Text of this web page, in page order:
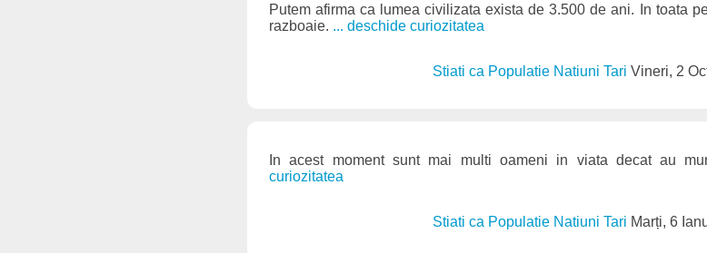
Putem afirma ca lumea civilizata exista de 3.500 de ani. In toata
razboaie. ... deschide curiozitatea
Stiati ca Populatie Natiuni TariVineri, 2
In acest moment sunt mai multi oameni in viata decat au
curiozitatea
Stiati ca Populatie Natiuni Tari Marți, 6